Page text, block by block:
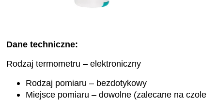
Dane techniczne:
Rodzaj termometru –elektroniczny
Rodzaj pomiaru – bezdotykowy
Miejsce pomiaru –dowolne (zalecane na czole